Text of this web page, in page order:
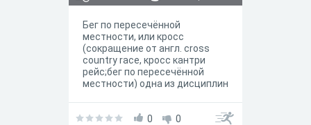
Бег по пересечённой
местности, или кросс
(сокращение от англ. cross
country race, кросс кантри
рейс;бег по пересечённой
местности) одна из дисциплин
0 0